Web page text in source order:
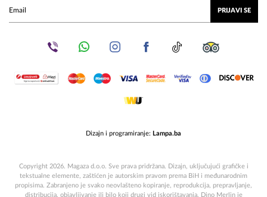
PRIJAVI SE
Dizajn i programiranje: Lampa.ba
Copyright 2026. Magaza d.o.o. Sve prava pridržana. Dizajn, uključujući grafičke i
tekstualne elemente, zaštićen je autorskim pravom prema BiH i međunarodnim
propisima. Zabranjeno je svako neovlašteno kopiranje, reprodukcija, prepravljanje,
distribucija, objavljivanje ili bilo koji drugi vid iskorištavanja. Dino Merlin je